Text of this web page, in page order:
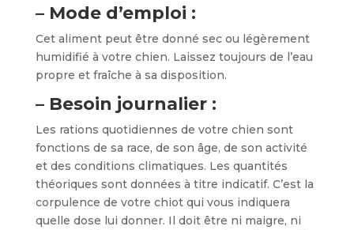
– Mode d’emploi :
Cet aliment peut être donné sec ou légèrement
humidifié à votre chien. Laissez toujours de l’eau
propre et fraîche à sa disposition.
– Besoin journalier :
Les rations quotidiennes de votre chien sont
fonctions de sa race, de son âge, de son activité
et des conditions climatiques. Les quantités
théoriques sont données à titre indicatif. C’est la
corpulence de votre chiot qui vous indiquera
quelle dose lui donner. Il doit être ni maigre, ni